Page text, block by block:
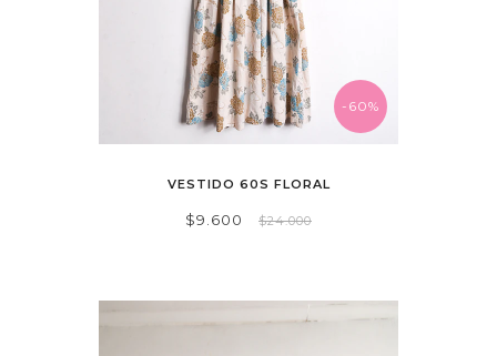
-60%
VESTIDO 60S FLORAL
$9.600 $24.000